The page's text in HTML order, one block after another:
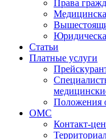
Права
Статьи
Платные услуги
Положения
ОМС
Контакт-